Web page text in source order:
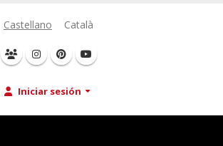
Castellano Català
Iniciar sesión